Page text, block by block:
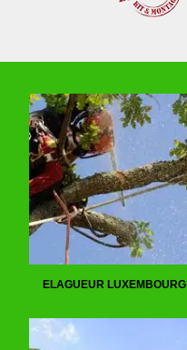
ELAGUEUR LUXEMBOURG